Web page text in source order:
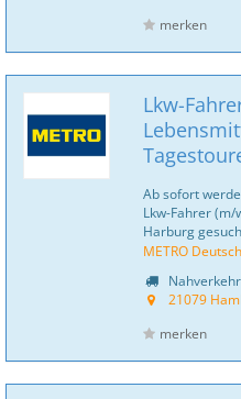
merken
Lkw-
Ab sofort
Lkw-Fahrer
Harburg
METRO
Nahverkehr
21079
merken